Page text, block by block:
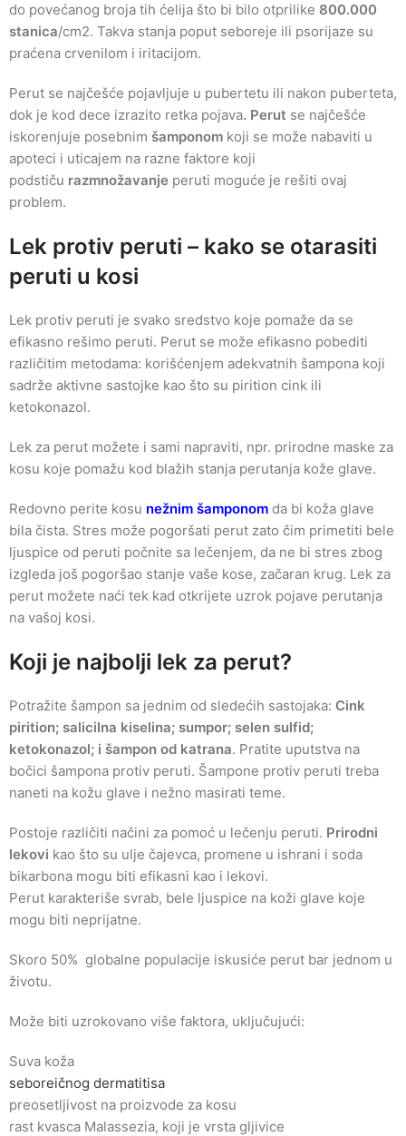
do povećanog broja tih ćelija što bi bilo otprilike 800.000
stanica/cm2. Takva stanja poput seboreje ili psorijaze su
praćena crvenilom i iritacijom.
Perut se najčešće pojavljuje u pubertetu ili nakon puberteta,
dok je kod dece izrazito retka pojava. Perut se najčešće
iskorenjuje posebnim šamponom koji se može nabaviti u
apoteci i uticajem na razne faktore koji
podstiču razmnožavanje peruti moguće je rešiti ovaj
problem.
Lek protiv peruti – kako se otarasiti
peruti u kosi
Lek protiv peruti je svako sredstvo koje pomaže da se
efikasno rešimo peruti. Perut se može efikasno pobediti
različitim metodama: korišćenjem adekvatnih šampona koji
sadrže aktivne sastojke kao što su pirition cink ili
ketokonazol.
Lek za perut možete i sami napraviti, npr. prirodne maske za
kosu koje pomažu kod blažih stanja perutanja kože glave.
Redovno perite kosu nežnim šamponom da bi koža glave
bila čista. Stres može pogoršati perut zato čim primetiti bele
ljuspice od peruti počnite sa lečenjem, da ne bi stres zbog
izgleda još pogoršao stanje vaše kose, začaran krug. Lek za
perut možete naći tek kad otkrijete uzrok pojave perutanja
na vašoj kosi.
Koji je najbolji lek za perut?
Potražite šampon sa jednim od sledećih sastojaka: Cink
pirition; salicilna kiselina; sumpor; selen sulfid;
ketokonazol; i šampon od katrana. Pratite uputstva na
bočici šampona protiv peruti. Šampone protiv peruti treba
naneti na kožu glave i nežno masirati teme.
Postoje različiti načini za pomoć u lečenju peruti. Prirodni
lekovi kao što su ulje čajevca, promene u ishrani i soda
bikarbona mogu biti efikasni kao i lekovi.
Perut karakteriše svrab, bele ljuspice na koži glave koje
mogu biti neprijatne.
Skoro 50% globalne populacije iskusiće perut bar jednom u
životu.
Može biti uzrokovano više faktora, uključujući:
Suva koža
seboreičnog dermatitisa
preosetljivost na proizvode za kosu
rast kvasca Malassezia, koji je vrsta gljivice